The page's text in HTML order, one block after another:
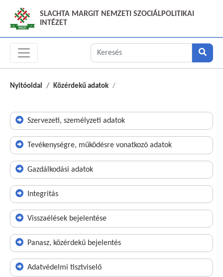
SLACHTA MARGIT NEMZETI SZOCIÁLPOLITIKAI
INTÉZET
Nyitóoldal Közérdekű adatok
Szervezeti, személyzeti adatok
Tevékenységre, működésre vonatkozó adatok
Gazdálkodási adatok
Integritás
Visszaélések bejelentése
Panasz, közérdekű bejelentés
Adatvédelmi tisztviselő